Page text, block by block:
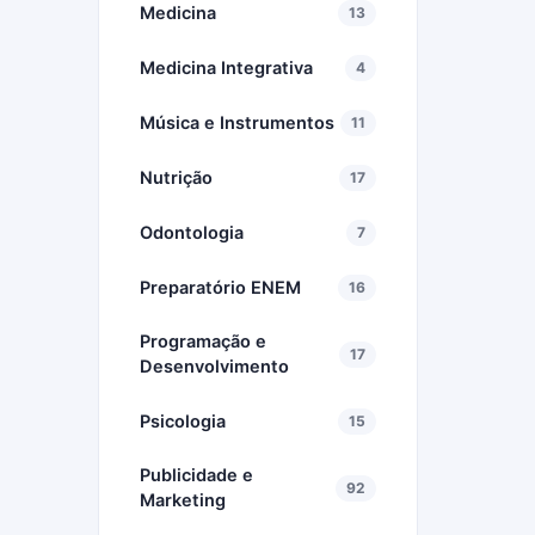
Medicina 13
Medicina Integrativa 4
Música e Instrumentos 11
Nutrição 17
Odontologia 7
Preparatório ENEM 16
Programação e
Desenvolvimento
17
Psicologia 15
Publicidade e
Marketing
92